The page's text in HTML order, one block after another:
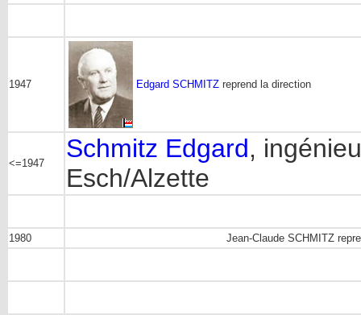
1947 Edgard SCHMITZ reprend la direction
<=1947
Schmitz Edgard,
Esch/Alzette
1980 Jean-Claude SCHMITZ